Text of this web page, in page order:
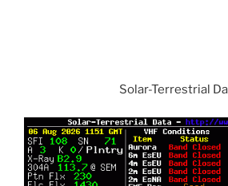
Solar-Terrestrial